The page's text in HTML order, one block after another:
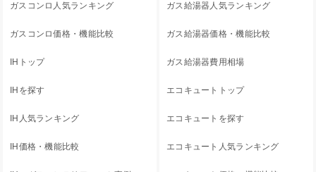
ガスコンロ人気ランキング
ガスコンロ価格・機能比較
IHトップ
IHを探す
IH人気ランキング
IH価格・機能比較
ガス給湯器人気ランキング
ガス給湯器価格・機能比較
ガス給湯器費用相場
エコキュートトップ
エコキュートを探す
エコキュート人気ランキング